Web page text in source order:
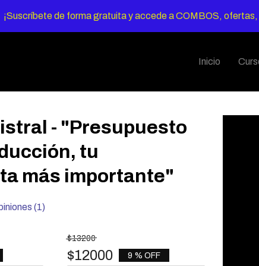
¡Suscríbete de forma gratuita y accede a COMBOS,
Inicio
- "Presupuesto
tu
más importante"
(1)
$13200
$12000
9 % OFF